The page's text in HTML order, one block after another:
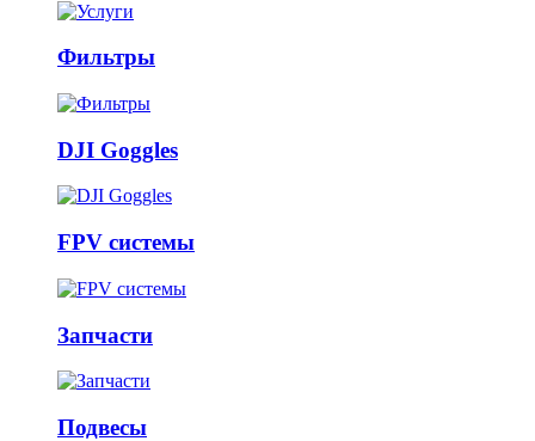
Фильтры
DJI Goggles
FPV системы
Запчасти
Подвесы